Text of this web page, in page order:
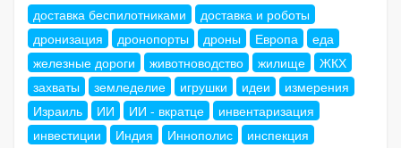
доставка беспилотниками
доставка и роботы
дронизация
дронопорты дроны Европа
еда
железные дороги
животноводство жилище
ЖКХ
захваты
земледелие игрушки идеи
измерения
Израиль
ИИ ИИ - вкратце
инвентаризация
инвестиции
Индия Иннополис
инспекция